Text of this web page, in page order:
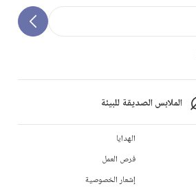
الملابس الصديقة للبيئة
الهدايا
فرص العمل
إشعار الخصوصية